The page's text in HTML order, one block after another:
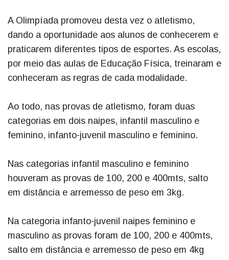
A Olimpíada promoveu desta vez o atletismo,
dando a oportunidade aos alunos de conhecerem e
praticarem diferentes tipos de esportes. As escolas,
por meio das aulas de Educação Física, treinaram e
conheceram as regras de cada modalidade.
Ao todo, nas provas de atletismo, foram duas
categorias em dois naipes, infantil masculino e
feminino, infanto-juvenil masculino e feminino.
Nas categorias infantil masculino e feminino
houveram as provas de 100, 200 e 400mts, salto
em distância e arremesso de peso em 3kg.
Na categoria infanto-juvenil naipes feminino e
masculino as provas foram de 100, 200 e 400mts,
salto em distância e arremesso de peso em 4kg